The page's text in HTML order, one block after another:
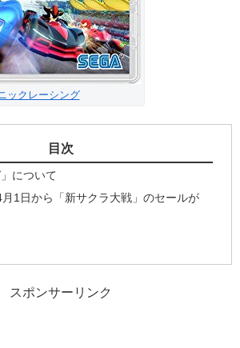
ックレーシング
目次
について
1日から「新サクラ大戦」のセールが
スポンサーリンク